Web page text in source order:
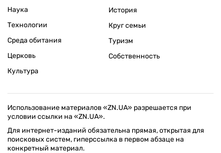
Наука
Технологии
Среда обитания
Церковь
Культура
История
Круг семьи
Туризм
Собственность
Использование материалов «ZN.UA» разрешается при
условии ссылки на «ZN.UA».
Для интернет-изданий обязательна прямая, открытая для
поисковых систем, гиперссылка в первом абзаце на
конкретный материал.